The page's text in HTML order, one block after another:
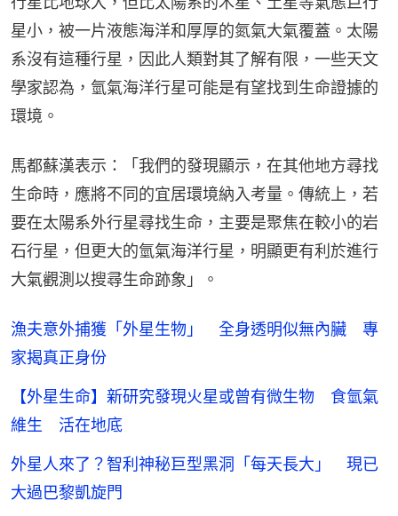
星小，被一片液態海洋和厚厚的氮氣大氣覆蓋。太陽
系沒有這種行星，因此人類對其了解有限，一些天文
學家認為，氫氣海洋行星可能是有望找到生命證據的
環境。
馬都蘇漢表示：「我們的發現顯示，在其他地方尋找
生命時，應將不同的宜居環境納入考量。傳統上，若
要在太陽系外行星尋找生命，主要是聚焦在較小的岩
石行星，但更大的氫氣海洋行星，明顯更有利於進行
大氣觀測以搜尋生命跡象」。
漁夫意外捕獲「外星生物」 全身透明似無內臟 專
家揭真正身份
【外星生命】新研究發現火星或曾有微生物 食氫氣
維生 活在地底
外星人來了？智利神秘巨型黑洞「每天長大」 現已
大過巴黎凱旋門